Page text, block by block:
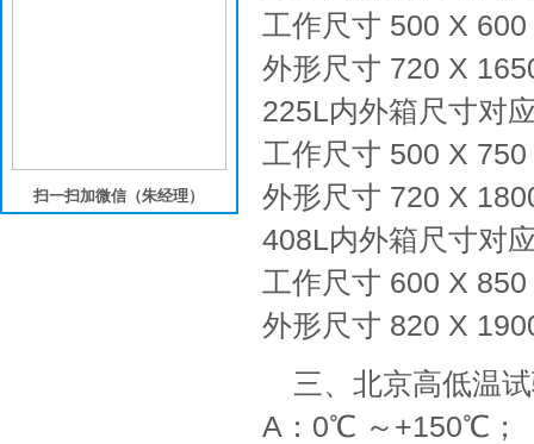
工作尺寸 500 X
外形尺寸 720 X
225L内外箱尺寸对
工作尺寸 500 X
外形尺寸 720 X
408L内外箱尺寸对
工作尺寸 600 X
外形尺寸 820 X
三、北京高低温
A：0℃ ～+150℃；
扫一扫加微信（朱经理）